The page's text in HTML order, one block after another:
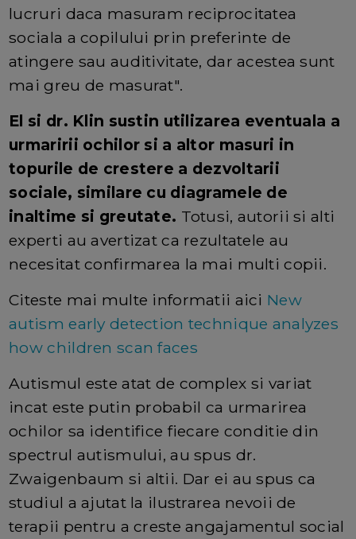
lucruri daca masuram reciprocitatea
sociala a copilului prin preferinte de
atingere sau auditivitate, dar acestea sunt
mai greu de masurat".
El si dr. Klin sustin utilizarea eventuala a
urmaririi ochilor si a altor masuri in
topurile de crestere a dezvoltarii
sociale, similare cu diagramele de
inaltime si greutate. Totusi, autorii si alti
experti au avertizat ca rezultatele au
necesitat confirmarea la mai multi copii.
Citeste mai multe informatii aici New
autism early detection technique analyzes
how children scan faces
Autismul este atat de complex si variat
incat este putin probabil ca urmarirea
ochilor sa identifice fiecare conditie din
spectrul autismului, au spus dr.
Zwaigenbaum si altii. Dar ei au spus ca
studiul a ajutat la ilustrarea nevoii de
terapii pentru a creste angajamentul social